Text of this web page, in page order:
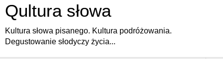
Qultura słowa
Kultura słowa pisanego. Kultura podróżowania.
Degustowanie słodyczy życia...